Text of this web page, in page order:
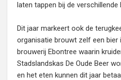
laten tappen bij de verschillende
Dit jaar markeert ook de
organisatie brouwt zelf een bier
brouwerij Ebontree waarin
Stadslandskas De Oude Beer
en het eten kunnen dit jaar